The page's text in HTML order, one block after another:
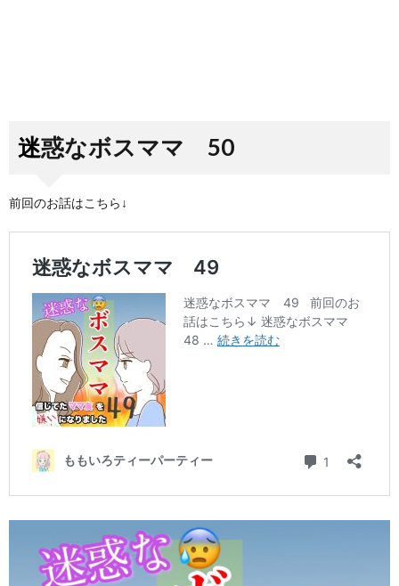
迷惑なボスママ 50
前回のお話はこちら↓